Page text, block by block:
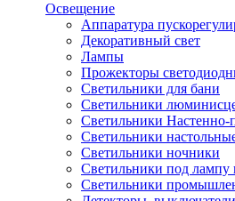
Освещение
Аппаратура
Декоративный свет
Лампы
Прожекторы
Светильники для бани
Светильники
Светильники Настенно-
Светильники
Светильники ночники
Светильники под лампу
Светильники